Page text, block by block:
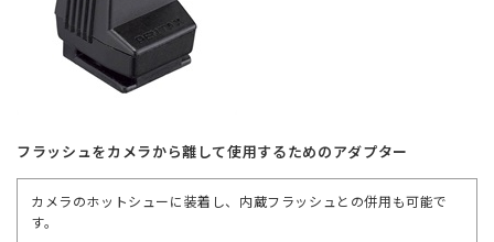
フラッシュをカメラから離して使用するためのアダプター
カメラのホットシューに装着し、内蔵フラッシュとの併用も可能で
す。